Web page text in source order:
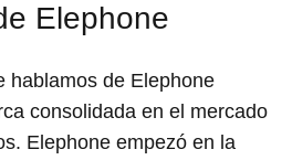
Elephone
hablamos de Elephone
consolidada en el mercado
Elephone empezó en la